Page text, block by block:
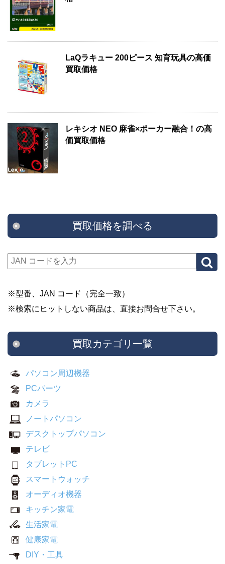
LaQラキュー 200ピース 知育玩具の高価
買取価格
レキシオ NEO 麻雀×ポーカー融合！の高
価買取価格
買取価格を調べる
※型番、JAN コード（完全一致）
※検索にヒットしない商品は、直接お問合せ下さい。
買取カテゴリ一覧
パソコン周辺機器
PCパーツ
カメラ
ノートパソコン
デスクトップパソコン
テレビ
タブレットPC
スマートウォッチ
オーディオ機器
キッチン家電
生活家電
健康家電
DIY・工具